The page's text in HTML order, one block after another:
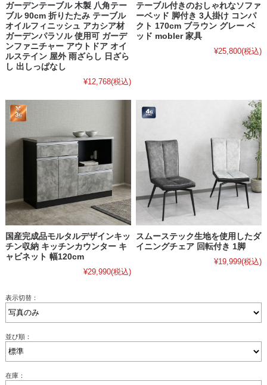
ガーデンテーブル 木製 八角テー
ブル 90cm 折りたたみ テーブル
オイルフィニッシュ アカシア材
ガーデンパラソル 使用可 ガーデ
ンファニチャー アウトドア オイ
ルステイン 屋外 雨ざらし 日ざら
し 出しっぱなし
¥12,768(税込)
テーブル付きのおしゃれなソファ
ーベッド 脚付き 3人掛け コンパ
クト 170cm ブラウン グレー ベ
ッド mobler 家具
¥25,800(税込)
国産完成品モルタルデザインキッ
チン収納 キッチンカウンター キ
ャビネット 幅120cm
¥29,990(税込)
スムーステック生地を使用したダ
イニングチェア 回転付き 1脚
¥19,999(税込)
表示切替：
並び順：
在庫：